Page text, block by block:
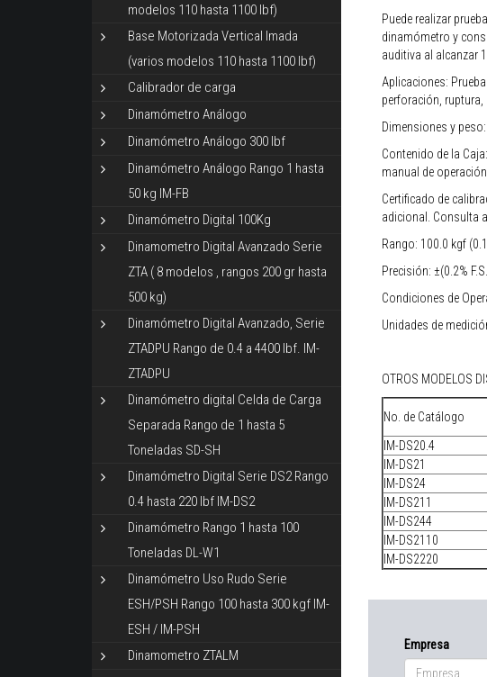
modelos 110 hasta 1100 lbf)
Base Motorizada Vertical Imada
(varios modelos 110 hasta 1100 lbf)
Calibrador de carga
Dinamómetro Análogo
Dinamómetro Análogo 300 lbf
Dinamómetro Análogo Rango 1 hasta
50 kg IM-FB
Dinamómetro Digital 100Kg
Dinamometro Digital Avanzado Serie
ZTA ( 8 modelos , rangos 200 gr hasta
500 kg)
Dinamómetro Digital Avanzado, Serie
ZTADPU Rango de 0.4 a 4400 lbf. IM-
ZTADPU
Dinamómetro digital Celda de Carga
Separada Rango de 1 hasta 5
Toneladas SD-SH
Dinamómetro Digital Serie DS2 Rango
0.4 hasta 220 lbf IM-DS2
Dinamómetro Rango 1 hasta 100
Toneladas DL-W1
Dinamómetro Uso Rudo Serie
ESH/PSH Rango 100 hasta 300 kgf IM-
ESH / IM-PSH
Dinamometro ZTALM
Puede realizar
dinamómetro y
auditiva al alcanzar
Aplicaciones:
perforación, ruptura,
Dimensiones y
Contenido de la
manual de
Certificado de
adicional. Consulta
Rango: 100.0 kgf
Precisión: ±(0.2%
Condiciones de
Unidades de
OTROS MODELOS
No. de Catálogo
IM-DS20.4
IM-DS21
IM-DS24
IM-DS211
IM-DS244
IM-DS2110
IM-DS2220
Empresa